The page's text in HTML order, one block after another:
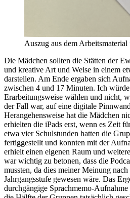
Auszug aus dem Arbeitsmaterial
Die Mädchen sollten die Stätten der
und kreative Art und Weise in einem
darstellen. Am Ende ergaben sich
zwischen 4 und 17 Minuten. Ich
Erarbeitungsweise wählen und nicht,
der Fall war, auf eine digitale
Herangehensweise hat die Mädchen
erhielten die iPads erst, wenn es Zeit
etwa vier Schulstunden hatten die
fertiggestellt und konnten mit der
erhielt einen eigenen Raum und
war wichtig zu betonen, dass die
mussten, da dies meiner Meinung
Jahrgangsstufe gewesen wäre. Das
durchgängige Sprachmemo-